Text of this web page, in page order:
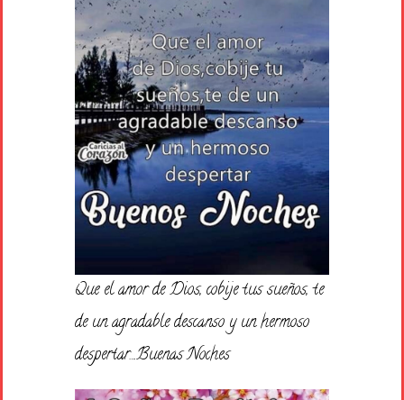
Que el amor de Dios, cobije tus sueños, te
de un agradable descanso y un hermoso
despertar….Buenas Noches